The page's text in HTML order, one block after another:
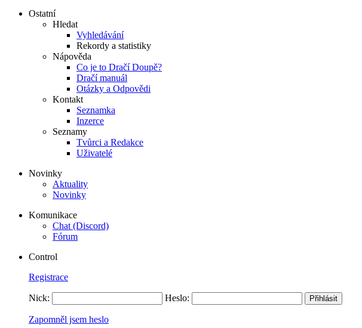
Ostatní
Hledat
Vyhledávání
Rekordy a statistiky
Nápověda
Co je to Dračí Doupě?
Dračí manuál
Otázky a Odpovědi
Kontakt
Seznamka
Inzerce
Seznamy
Tvůrci a Redakce
Uživatelé
Novinky
Aktuality
Novinky
Komunikace
Chat (Discord)
Fórum
Control
Registrace
Nick: Heslo:
Zapomněl jsem heslo